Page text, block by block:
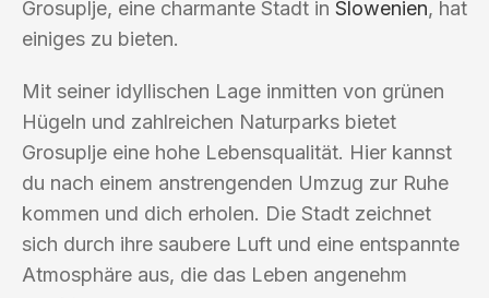
Grosuplje, eine charmante Stadt in Slowenien, hat
einiges zu bieten.
Mit seiner idyllischen Lage inmitten von grünen
Hügeln und zahlreichen Naturparks bietet
Grosuplje eine hohe Lebensqualität. Hier kannst
du nach einem anstrengenden Umzug zur Ruhe
kommen und dich erholen. Die Stadt zeichnet
sich durch ihre saubere Luft und eine entspannte
Atmosphäre aus, die das Leben angenehm